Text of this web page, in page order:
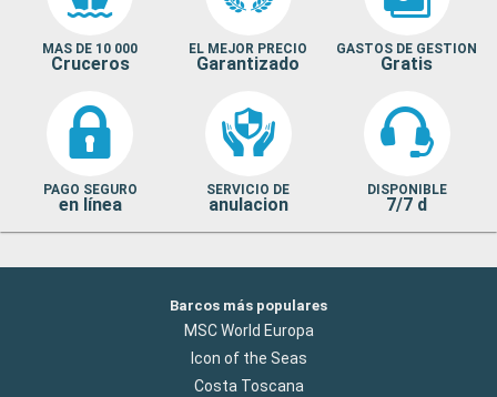
MAS DE 10 000
Cruceros
EL MEJOR PRECIO
Garantizado
GASTOS DE GESTION
Gratis
PAGO SEGURO
en línea
SERVICIO DE
anulacion
DISPONIBLE
7/7 d
Barcos más populares
MSC World Europa
Icon of the Seas
Costa Toscana